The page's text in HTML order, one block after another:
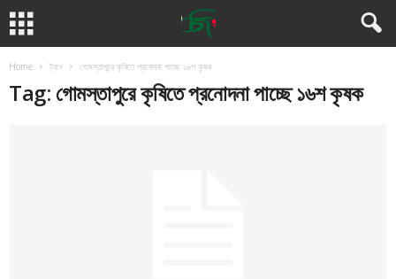
Home ট্যাগ গোমস্তাপুরে কৃষিতে প্রনোদনা পাচ্ছে ১৬শ কৃষক
Tag: গোমস্তাপুরে কৃষিতে প্রনোদনা পাচ্ছে ১৬শ কৃষক